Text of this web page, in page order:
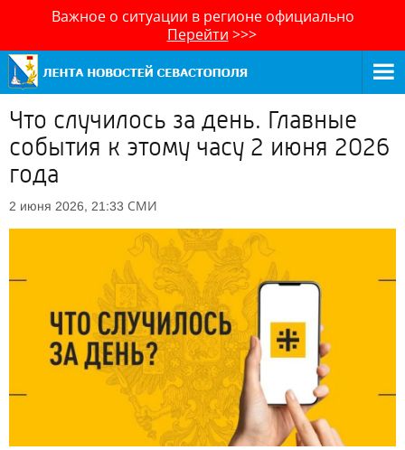
Важное о ситуации в регионе официально
Перейти >>>
Что случилось за день. Главные
события к этому часу 2 июня 2026
года
2 июня 2026, 21:33 СМИ